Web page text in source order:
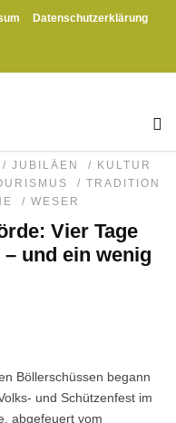
Datenschutzerklärung
/ JUBILÄEN /
KULTUR
/ TRADITION
/ WESER
Vier Tage
und ein wenig
Böllerschüssen begann
und Schützenfest im
abgefeuert vom